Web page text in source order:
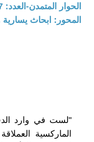
الحوار المتمدن-العدد: 5767 - 2018 / 1 / 24 - 22:16
المحور: ابحاث
"لست في وارد
الماركسية